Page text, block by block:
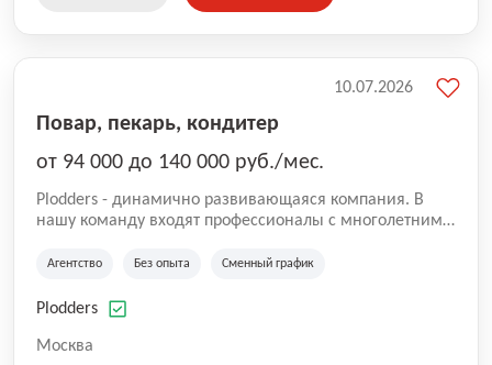
Повар, пекарь, кондитер
от 94 000 до 140 000 руб./мес.
Plodders - динамично развивающаяся компания. В
нашу команду входят профессионалы с многолетним
на рынке аутсорсинга, а накопленный опыт позволяют
оказываемых услуг.
Агентство Без опыта Сменный график
Plodders
Москва
10.07.2026